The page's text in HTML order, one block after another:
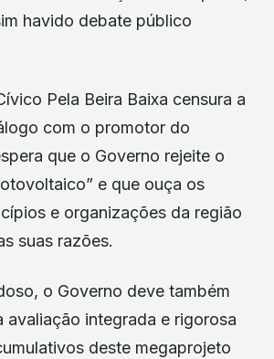
havido debate público
Pela Beira Baixa censura a
com o promotor do
que o Governo rejeite o
e que ouça os
e organizações da região
suas razões.
o Governo deve também
avaliação integrada e rigorosa
deste megaprojeto